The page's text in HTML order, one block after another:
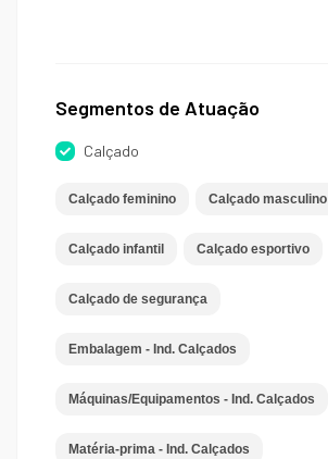
Segmentos de Atuação
Calçado
Calçado feminino Calçado masculino
Calçado infantil Calçado esportivo
Calçado de segurança
Embalagem - Ind. Calçados
Máquinas/Equipamentos - Ind. Calçados
Matéria-prima - Ind. Calçados